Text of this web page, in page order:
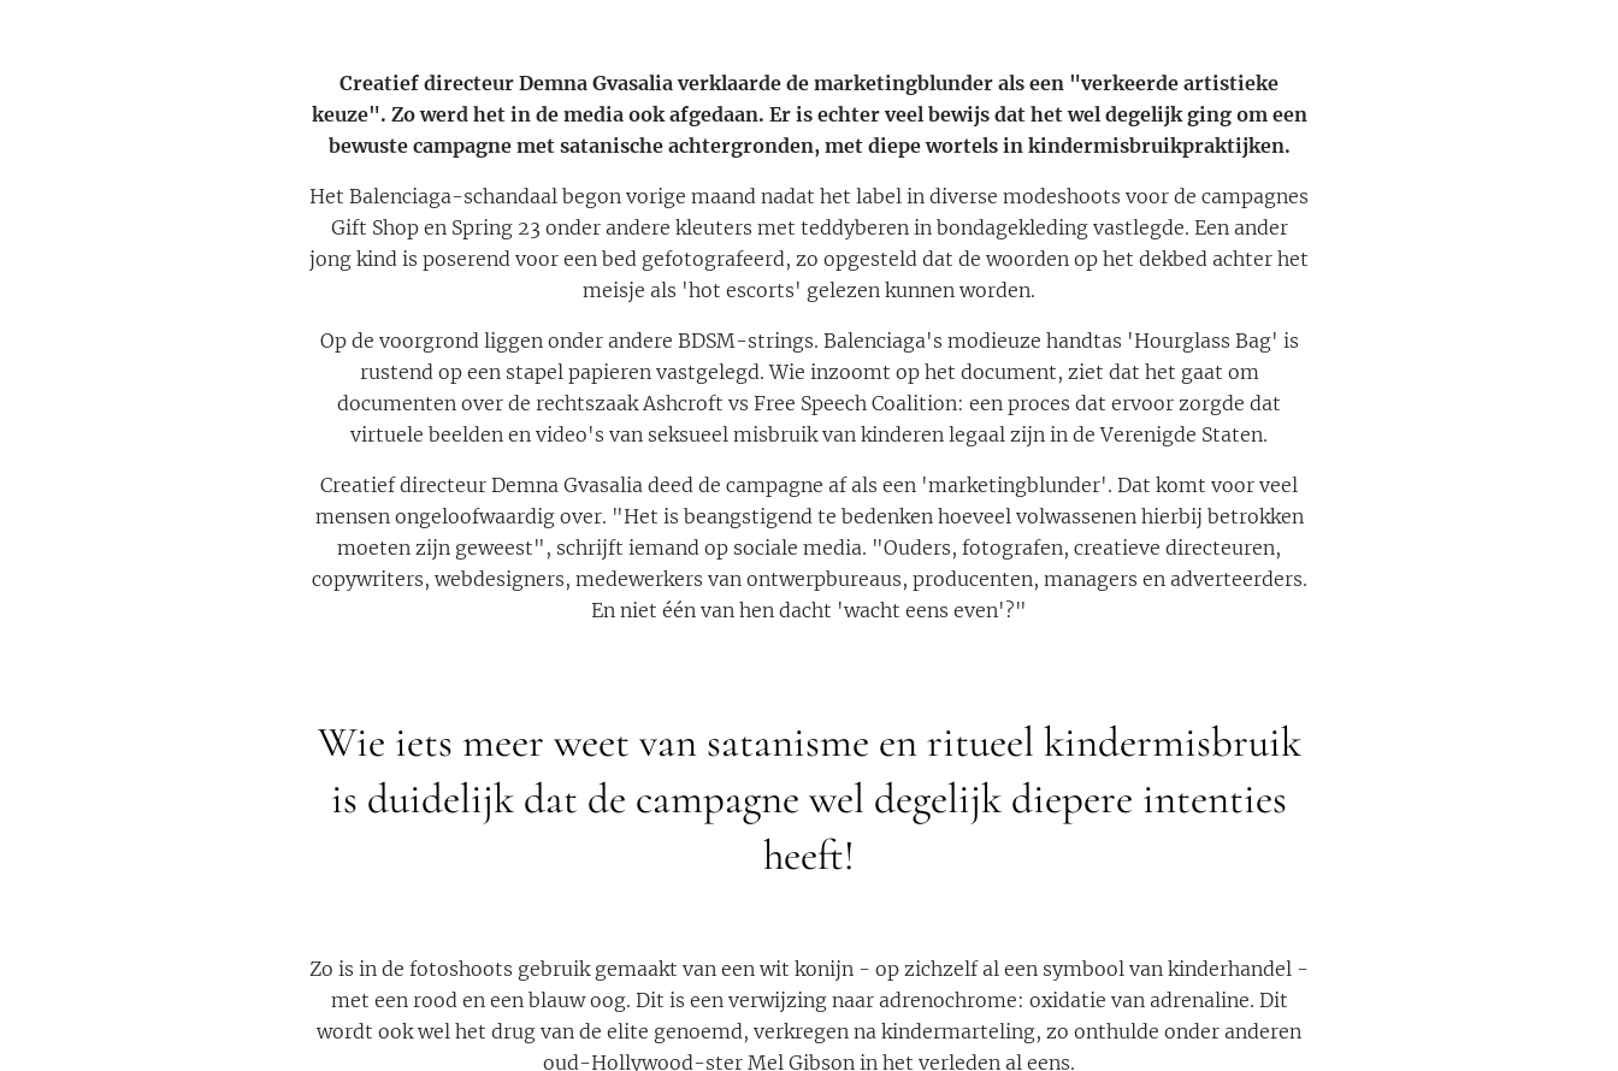
Creatief directeur Demna Gvasalia verklaarde de marketingblunder als een "verkeerde artistieke
keuze". Zo werd het in de media ook afgedaan. Er is echter veel bewijs dat het wel degelijk ging om een
bewuste campagne met satanische achtergronden, met diepe wortels in kindermisbruikpraktijken.
Het Balenciaga-schandaal begon vorige maand nadat het label in diverse modeshoots voor de campagnes
Gift Shop en Spring 23 onder andere kleuters met teddyberen in bondagekleding vastlegde. Een ander
jong kind is poserend voor een bed gefotografeerd, zo opgesteld dat de woorden op het dekbed achter het
meisje als 'hot escorts' gelezen kunnen worden.
Op de voorgrond liggen onder andere BDSM-strings. Balenciaga's modieuze handtas 'Hourglass Bag' is
rustend op een stapel papieren vastgelegd. Wie inzoomt op het document, ziet dat het gaat om
documenten over de rechtszaak Ashcroft vs Free Speech Coalition: een proces dat ervoor zorgde dat
virtuele beelden en video's van seksueel misbruik van kinderen legaal zijn in de Verenigde Staten.
Creatief directeur Demna Gvasalia deed de campagne af als een 'marketingblunder'. Dat komt voor veel
mensen ongeloofwaardig over. "Het is beangstigend te bedenken hoeveel volwassenen hierbij betrokken
moeten zijn geweest", schrijft iemand op sociale media. "Ouders, fotografen, creatieve directeuren,
copywriters, webdesigners, medewerkers van ontwerpbureaus, producenten, managers en adverteerders.
En niet één van hen dacht 'wacht eens even'?"
Wie iets meer weet van satanisme en ritueel kindermisbruik
is duidelijk dat de campagne wel degelijk diepere intenties
heeft!
Zo is in de fotoshoots gebruik gemaakt van een wit konijn - op zichzelf al een symbool van kinderhandel -
met een rood en een blauw oog. Dit is een verwijzing naar adrenochrome: oxidatie van adrenaline. Dit
wordt ook wel het drug van de elite genoemd, verkregen na kindermarteling, zo onthulde onder anderen
oud-Hollywood-ster Mel Gibson in het verleden al eens.